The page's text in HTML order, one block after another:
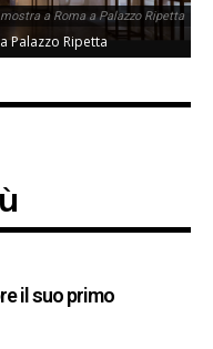
a Roma a Palazzo Ripetta
Palazzo Ripetta
il suo primo